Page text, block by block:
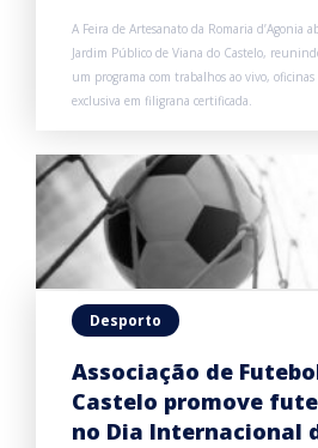
A Feira de Artesanato da Romaria d’Agonia
Jardim Público de Viana do Castelo,
um programa com trabalhos ao vivo, oficinas
exclusiva em filigrana certificada.
Desporto
Associação de
Castelo promove
no Dia Internacional